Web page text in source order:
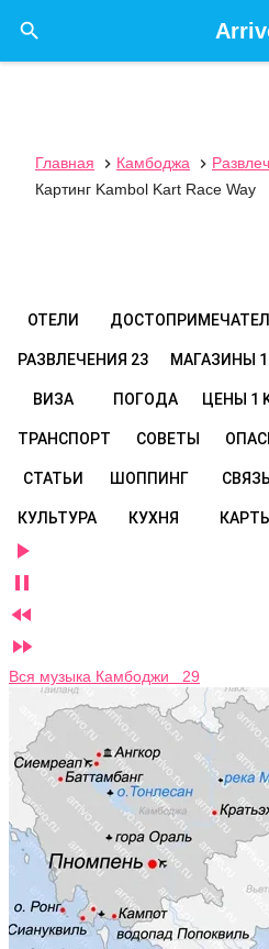

Главная  Камбоджа 
Картинг Kambol Kart Race Way
ОТЕЛИ
РАЗВЛЕЧЕНИЯ 23 МАГАЗИНЫ
ВИЗА ПОГОДА ЦЕНЫ 1
ТРАНСПОРТ СОВЕТЫ
СТАТЬИ ШОППИНГ СВЯЗЬ
КУЛЬТУРА КУХНЯ КАРТЫ




Вся музыка Камбоджи 29